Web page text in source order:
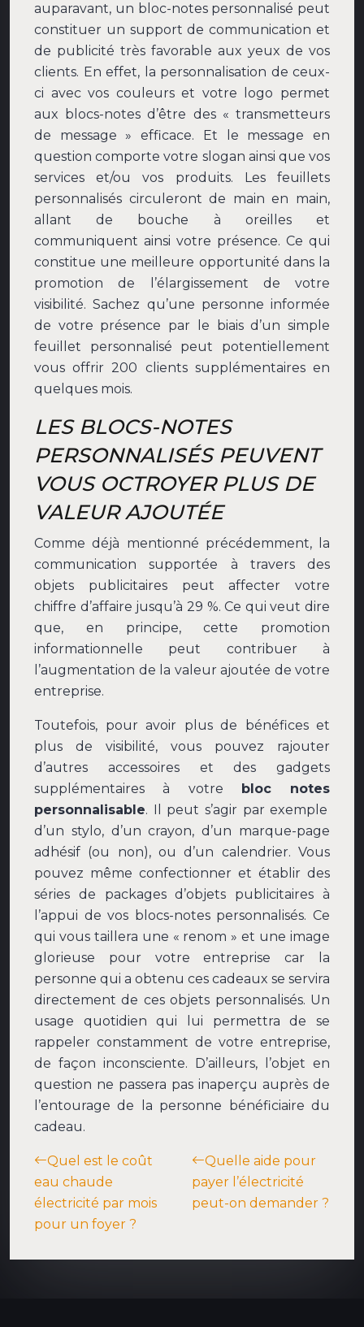
auparavant, un bloc-notes personnalisé peut
constituer un support de communication et
de publicité très favorable aux yeux de vos
clients. En effet, la personnalisation de ceux-
ci avec vos couleurs et votre logo permet
aux blocs-notes d’être des « transmetteurs
de message » efficace. Et le message en
question comporte votre slogan ainsi que vos
services et/ou vos produits. Les feuillets
personnalisés circuleront de main en main,
allant de bouche à oreilles et
communiquent ainsi votre présence. Ce qui
constitue une meilleure opportunité dans la
promotion de l’élargissement de votre
visibilité. Sachez qu’une personne informée
de votre présence par le biais d’un simple
feuillet personnalisé peut potentiellement
vous offrir 200 clients supplémentaires en
quelques mois.
LES BLOCS-NOTES
PERSONNALISÉS PEUVENT
VOUS OCTROYER PLUS DE
VALEUR AJOUTÉE
Comme déjà mentionné précédemment, la
communication supportée à travers des
objets publicitaires peut affecter votre
chiffre d’affaire jusqu’à 29 %. Ce qui veut dire
que, en principe, cette promotion
informationnelle peut contribuer à
l’augmentation de la valeur ajoutée de votre
entreprise.
Toutefois, pour avoir plus de bénéfices et
plus de visibilité, vous pouvez rajouter
d’autres accessoires et des gadgets
supplémentaires à votre bloc notes
personnalisable. Il peut s’agir par exemple
d’un stylo, d’un crayon, d’un marque-page
adhésif (ou non), ou d’un calendrier. Vous
pouvez même confectionner et établir des
séries de packages d’objets publicitaires à
l’appui de vos blocs-notes personnalisés. Ce
qui vous taillera une « renom » et une image
glorieuse pour votre entreprise car la
personne qui a obtenu ces cadeaux se servira
directement de ces objets personnalisés. Un
usage quotidien qui lui permettra de se
rappeler constamment de votre entreprise,
de façon inconsciente. D’ailleurs, l’objet en
question ne passera pas inaperçu auprès de
l’entourage de la personne bénéficiaire du
cadeau.
Quel est le coût
eau chaude
électricité par mois
pour un foyer ?
Quelle aide pour
payer l’électricité
peut-on demander ?